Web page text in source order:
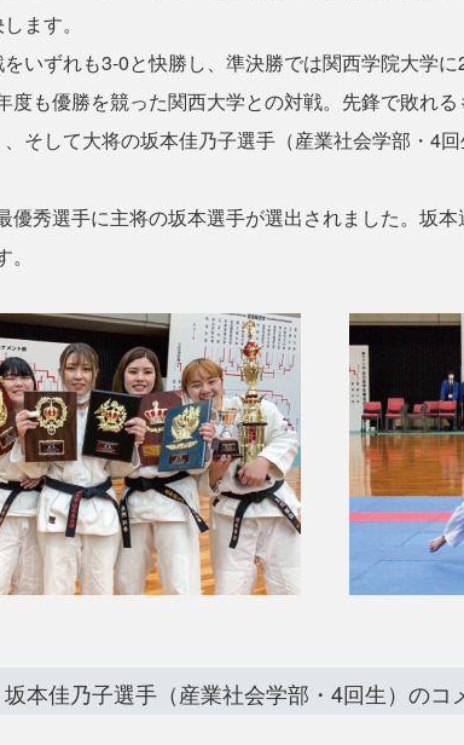
ます。
いずれも3-0と快勝し、準決勝では関西学院大学
度も優勝を競った関西大学との対戦。先鋒で敗れ
そして大将の坂本佳乃子選手（産業社会学部・4
優秀選手に主将の坂本選手が選出されました。坂
本佳乃子選手（産業社会学部・4回生）のコ